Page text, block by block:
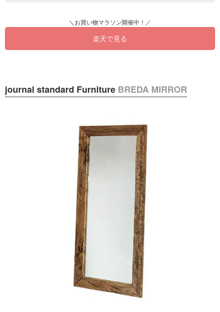
楽天で見る
journal standard Furniture BREDA MIRROR